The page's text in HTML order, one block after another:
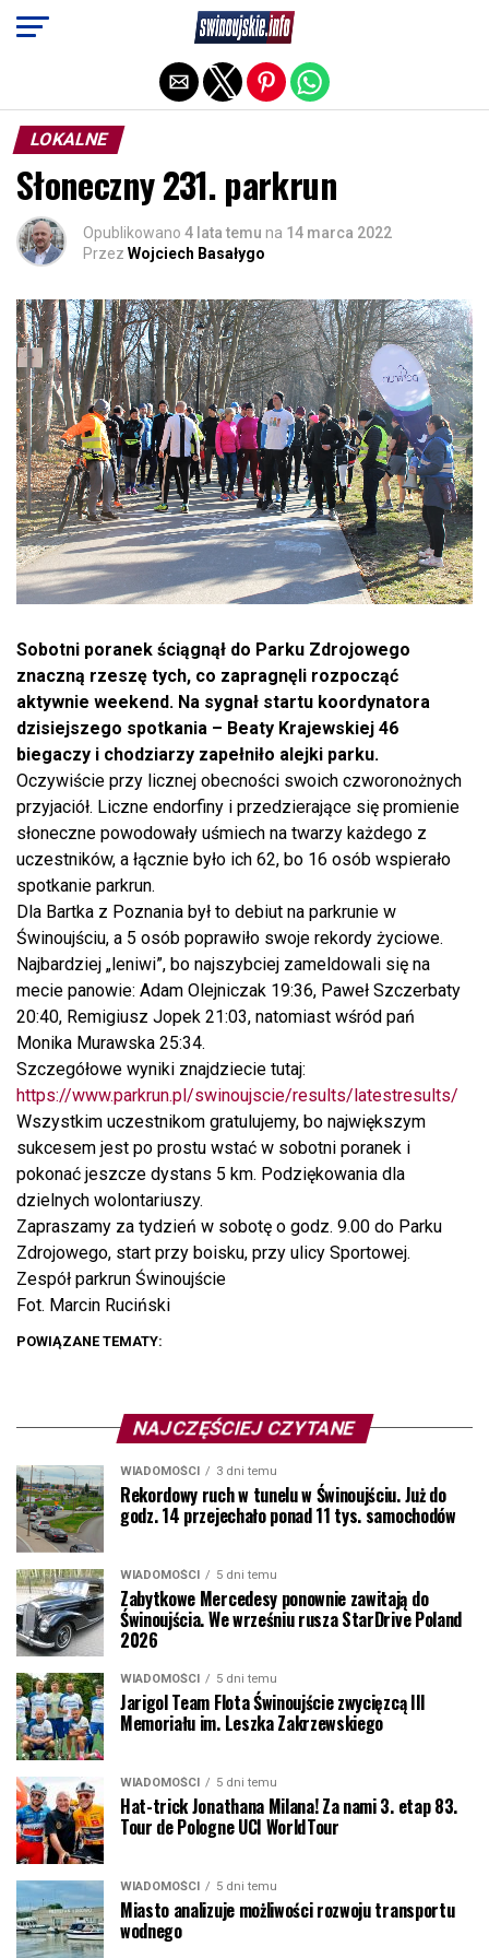
LOKALNE
Słoneczny 231. parkrun
Opublikowano 4 lata temu na 14 marca 2022
Przez Wojciech Basałygo
Sobotni poranek ściągnął do Parku Zdrojowego
znaczną rzeszę tych, co zapragnęli rozpocząć
aktywnie weekend. Na sygnał startu koordynatora
dzisiejszego spotkania – Beaty Krajewskiej 46
biegaczy i chodziarzy zapełniło alejki parku.
Oczywiście przy licznej obecności swoich czworonożnych
przyjaciół. Liczne endorfiny i przedzierające się promienie
słoneczne powodowały uśmiech na twarzy każdego z
uczestników, a łącznie było ich 62, bo 16 osób wspierało
spotkanie parkrun.
Dla Bartka z Poznania był to debiut na parkrunie w
Świnoujściu, a 5 osób poprawiło swoje rekordy życiowe.
Najbardziej „leniwi”, bo najszybciej zameldowali się na
mecie panowie: Adam Olejniczak 19:36, Paweł Szczerbaty
20:40, Remigiusz Jopek 21:03, natomiast wśród pań
Monika Murawska 25:34.
Szczegółowe wyniki znajdziecie tutaj:
https://www.parkrun.pl/swinoujscie/results/latestresults/
Wszystkim uczestnikom gratulujemy, bo największym
sukcesem jest po prostu wstać w sobotni poranek i
pokonać jeszcze dystans 5 km. Podziękowania dla
dzielnych wolontariuszy.
Zapraszamy za tydzień w sobotę o godz. 9.00 do Parku
Zdrojowego, start przy boisku, przy ulicy Sportowej.
Zespół parkrun Świnoujście
Fot. Marcin Ruciński
POWIĄZANE TEMATY:
NAJCZĘŚCIEJ CZYTANE
WIADOMOŚCI 3 dni temu
Rekordowy ruch w tunelu w Świnoujściu. Już do
godz. 14 przejechało ponad 11 tys. samochodów
WIADOMOŚCI 5 dni temu
Zabytkowe Mercedesy ponownie zawitają do
Świnoujścia. We wrześniu rusza StarDrive Poland
2026
WIADOMOŚCI 5 dni temu
Jarigol Team Flota Świnoujście zwycięzcą III
Memoriału im. Leszka Zakrzewskiego
WIADOMOŚCI 5 dni temu
Hat-trick Jonathana Milana! Za nami 3. etap 83.
Tour de Pologne UCI WorldTour
WIADOMOŚCI 5 dni temu
Miasto analizuje możliwości rozwoju transportu
wodnego
Exit mobile version